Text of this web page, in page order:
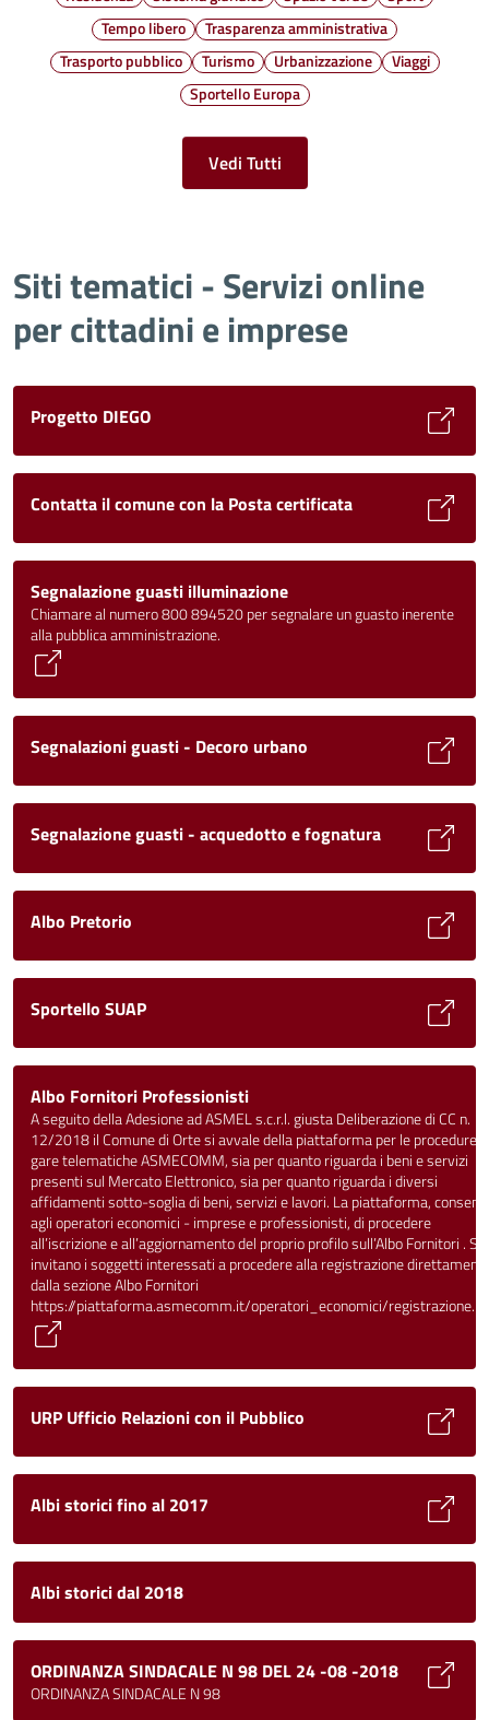
Tempo libero
Trasparenza amministrativa
Trasporto pubblico
Turismo Urbanizzazione
Viaggi
Sportello Europa
Vedi Tutti
Siti tematici - Servizi online
per cittadini e imprese
Progetto DIEGO
Contatta il comune con la Posta certificata
Segnalazione guasti illuminazione
Chiamare al numero 800 894520 per segnalare un guasto inerente
alla pubblica amministrazione.
Segnalazioni guasti - Decoro urbano
Segnalazione guasti - acquedotto e fognatura
Albo Pretorio
Sportello SUAP
Albo Fornitori Professionisti
A seguito della Adesione ad ASMEL s.c.r.l. giusta Deliberazione di CC n.
12/2018 il Comune di Orte si avvale della piattaforma per le procedure
gare telematiche ASMECOMM, sia per quanto riguarda i beni e servizi
presenti sul Mercato Elettronico, sia per quanto riguarda i diversi
affidamenti sotto-soglia di beni, servizi e lavori. La piattaforma,
agli operatori economici - imprese e professionisti, di procedere
all’iscrizione e all’aggiornamento del proprio profilo sull’Albo Fornitori . Si
invitano i soggetti interessati a procedere alla registrazione
dalla sezione Albo Fornitori
https://piattaforma.asmecomm.it/operatori_economici/
URP Ufficio Relazioni con il Pubblico
Albi storici fino al 2017
Albi storici dal 2018
ORDINANZA SINDACALE N 98 DEL 24 -08 -2018
ORDINANZA SINDACALE N 98